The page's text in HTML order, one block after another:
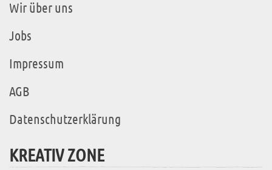
Wir über uns
Jobs
Impressum
AGB
Datenschutzerklärung
KREATIV ZONE